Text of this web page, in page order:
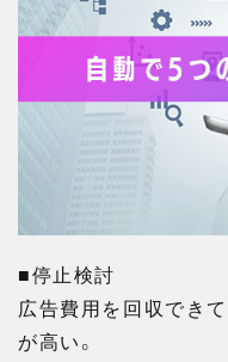
■停止検討
広告費用を回収でき
が高い。